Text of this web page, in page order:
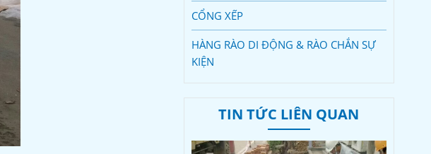
CỔNG XẾP
HÀNG RÀO DI ĐỘNG & RÀO CHẮN SỰ
KIỆN
TIN TỨC LIÊN QUAN